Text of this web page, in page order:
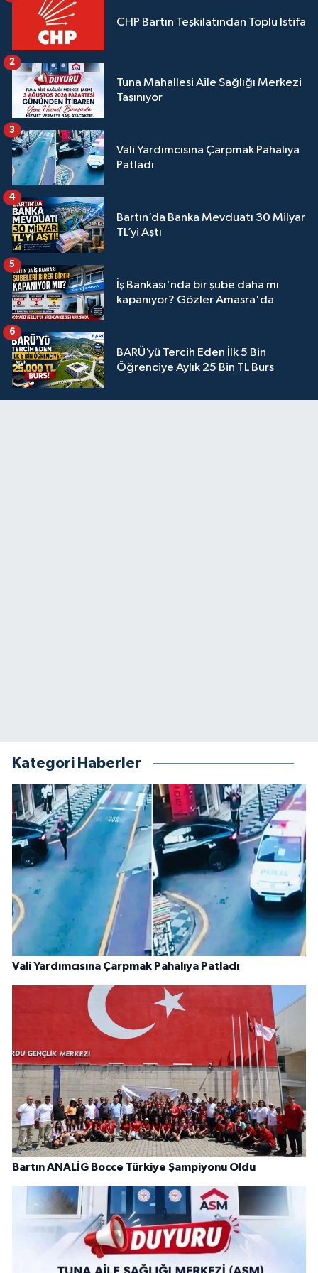
CHP Bartın Teşkilatından Toplu İstifa
Tuna Mahallesi Aile Sağlığı Merkezi
Taşınıyor
2
Vali Yardımcısına Çarpmak Pahalıya
Patladı
3
Bartın’da Banka Mevduatı 30 Milyar
TL’yi Aştı
4
İş Bankası'nda bir şube daha mı
kapanıyor? Gözler Amasra'da
5
BARÜ’yü Tercih Eden İlk 5 Bin
Öğrenciye Aylık 25 Bin TL Burs
6
Kategori Haberler
Vali Yardımcısına Çarpmak Pahalıya Patladı
Bartın ANALİG Bocce Türkiye Şampiyonu Oldu